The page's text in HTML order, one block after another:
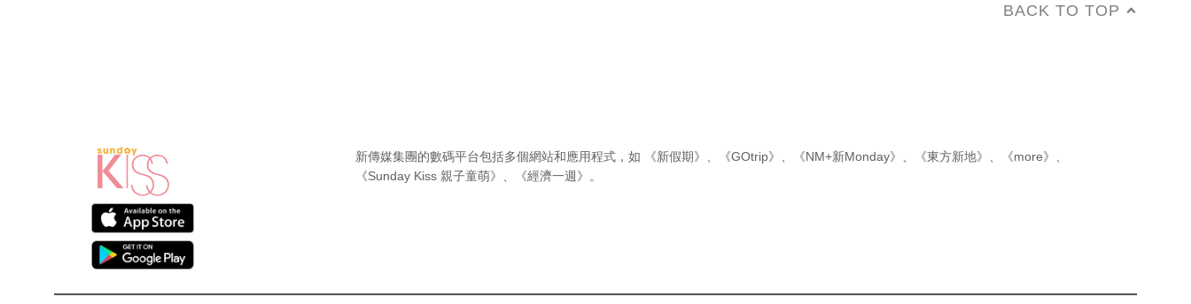
BACK TO TOP
新傳媒集團的數碼平台包括多個網站和應用程式，如 《新假期》 《GOtrip》 《NM+新Monday》 《東方新地》 《more》
《Sunday Kiss 親子童萌》
《經濟一週》 。